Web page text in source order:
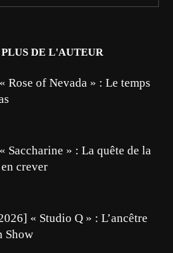
PLUS DE L'AUTEUR
Rose of Nevada » : Le temps
Saccharine » : La quête de la
crever
« Studio Q » : L’ancêtre
Show